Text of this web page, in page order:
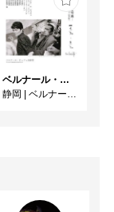
ベルナール・ビュフェと写真 ーカメラがとらえたビュフェとその時代、そして21 世紀へ
静岡 | ベルナール・ビュフェ美術館